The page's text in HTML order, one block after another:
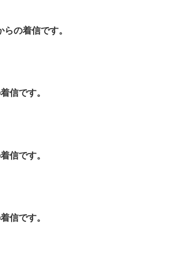
の着信です。
信です。
信です。
信です。